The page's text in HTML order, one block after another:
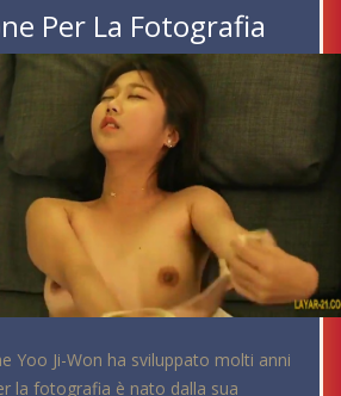
Per La Fotografia
Yoo Ji-Won ha sviluppato molti anni
la fotografia è nato dalla sua